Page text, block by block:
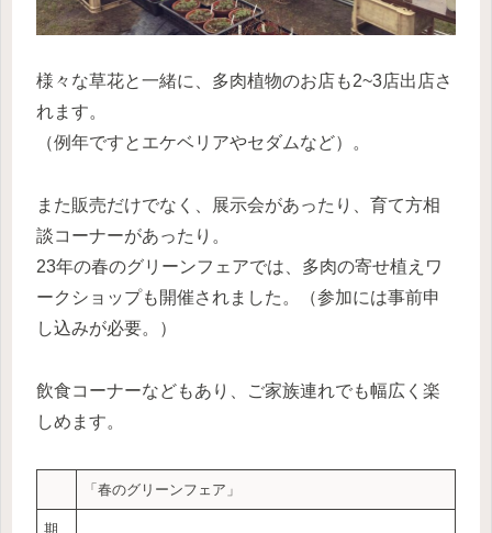
様々な草花と一緒に、多肉植物のお店も2~3店出店さ
れます。
（例年ですとエケベリアやセダムなど）。
また販売だけでなく、展示会があったり、育て方相
談コーナーがあったり。
23年の春のグリーンフェアでは、多肉の寄せ植えワ
ークショップも開催されました。（参加には事前申
し込みが必要。）
飲食コーナーなどもあり、ご家族連れでも幅広く楽
しめます。
「春のグリーンフェア」
期